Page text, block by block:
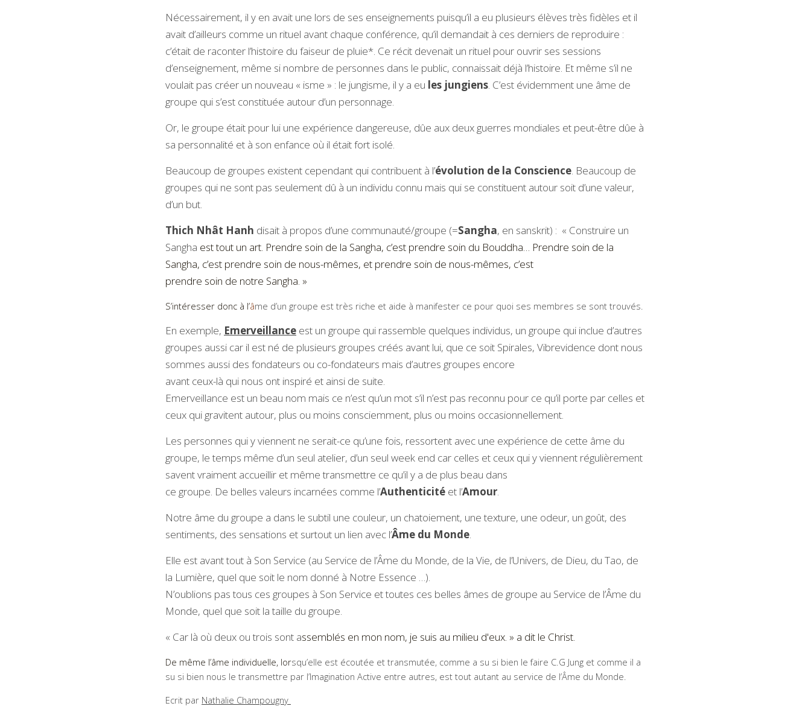
Nécessairement, il y en avait une lors de ses enseignements puisqu’il a eu plusieurs élèves très fidèles et il
avait d’ailleurs comme un rituel avant chaque conférence, qu’il demandait à ces derniers de reproduire :
c’était de raconter l’histoire du faiseur de pluie*. Ce récit devenait un rituel pour ouvrir ses sessions
d’enseignement, même si nombre de personnes dans le public, connaissait déjà l’histoire. Et même s’il ne
voulait pas créer un nouveau « isme » : le jungisme, il y a eu les jungiens. C’est évidemment une âme de
groupe qui s’est constituée autour d’un personnage.
Or, le groupe était pour lui une expérience dangereuse, dûe aux deux guerres mondiales et peut-être dûe à
sa personnalité et à son enfance où il était fort isolé.
Beaucoup de groupes existent cependant qui contribuent à l’évolution de la Conscience. Beaucoup de
groupes qui ne sont pas seulement dû à un individu connu mais qui se constituent autour soit d’une valeur,
d’un but.
Thich Nhât Hanh disait à propos d’une communauté/groupe (=Sangha, en sanskrit) :  « Construire un
Sangha est tout un art. Prendre soin de la Sangha, c’est prendre soin du Bouddha… Prendre soin de la
Sangha, c’est prendre soin de nous-mêmes, et prendre soin de nous-mêmes, c’est
prendre soin de notre Sangha. »
S’intéresser donc à l’âme d’un groupe est très riche et aide à manifester ce pour quoi ses membres se sont trouvés.
En exemple, Emerveillance est un groupe qui rassemble quelques individus, un groupe qui inclue d’autres
groupes aussi car il est né de plusieurs groupes créés avant lui, que ce soit Spirales, Vibrevidence dont nous
sommes aussi des fondateurs ou co-fondateurs mais d’autres groupes encore
avant ceux-là qui nous ont inspiré et ainsi de suite.
Emerveillance est un beau nom mais ce n’est qu’un mot s’il n’est pas reconnu pour ce qu’il porte par celles et
ceux qui gravitent autour, plus ou moins consciemment, plus ou moins occasionnellement.
Les personnes qui y viennent ne serait-ce qu’une fois, ressortent avec une expérience de cette âme du
groupe, le temps même d’un seul atelier, d’un seul week end car celles et ceux qui y viennent régulièrement
savent vraiment accueillir et même transmettre ce qu’il y a de plus beau dans
ce groupe. De belles valeurs incarnées comme l’Authenticité et l’Amour.
Notre âme du groupe a dans le subtil une couleur, un chatoiement, une texture, une odeur, un goût, des
sentiments, des sensations et surtout un lien avec l’Âme du Monde.
Elle est avant tout à Son Service (au Service de l’Âme du Monde, de la Vie, de l’Univers, de Dieu, du Tao, de
la Lumière, quel que soit le nom donné à Notre Essence …).
N’oublions pas tous ces groupes à Son Service et toutes ces belles âmes de groupe au Service de l’Âme du
Monde, quel que soit la taille du groupe.
« Car là où deux ou trois sont assemblés en mon nom, je suis au milieu d'eux. » a dit le Christ.
De même l’âme individuelle, lorsqu’elle est écoutée et transmutée, comme a su si bien le faire C.G Jung et comme il a
su si bien nous le transmettre par l’Imagination Active entre autres, est tout autant au service de l’Âme du Monde.
Ecrit par Nathalie Champougny